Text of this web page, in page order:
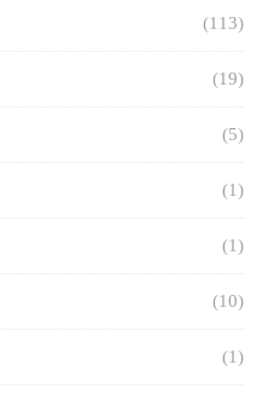
(113)
(19)
(5)
(1)
(1)
(10)
(1)